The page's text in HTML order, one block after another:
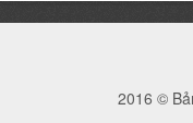
2016 ©